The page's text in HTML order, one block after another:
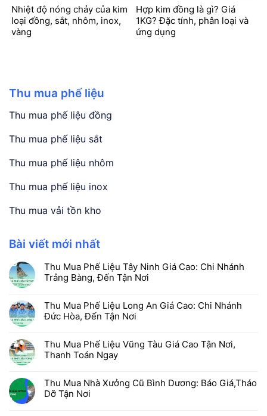
Thu mua phế liệu
Thu mua phế liệu đồng
Thu mua phế liệu sắt
Thu mua phế liệu nhôm
Thu mua phế liệu inox
Thu mua vải tồn kho
Bài viết mới nhất
Thu Mua Phế Liệu Tây Ninh Giá Cao: Chi Nhánh
Trảng Bàng, Đến Tận Nơi
Thu Mua Phế Liệu Long An Giá Cao: Chi Nhánh
Đức Hòa, Đến Tận Nơi
Thu Mua Phế Liệu Vũng Tàu Giá Cao Tận Nơi,
Thanh Toán Ngay
Thu Mua Nhà Xưởng Cũ Bình Dương: Báo Giá,Tháo
Dỡ Tận Nơi
Nhiệt độ nóng chảy của kim
loại đồng, sắt, nhôm, inox,
vàng
Hợp kim đồng là gì? Giá
1KG? Đặc tính, phân loại và
ứng dụng